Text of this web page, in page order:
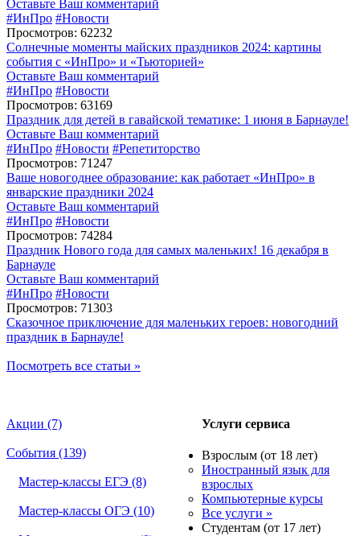
Оставьте Ваш комментарий
#ИнПро #Новости
Просмотров: 62232
Солнечные моменты майских праздников 2024: картины
события с «ИнПро» и «Тьюторией»
Оставьте Ваш комментарий
#ИнПро #Новости
Просмотров: 63169
Праздник для детей в гавайской тематике: 1 июня в Барнауле!
Оставьте Ваш комментарий
#ИнПро #Новости #Репетиторство
Просмотров: 71247
Ваше новогоднее образование: как работает «ИнПро» в
январские праздники 2024
Оставьте Ваш комментарий
#ИнПро #Новости
Просмотров: 74284
Праздник Нового года для самых маленьких! 16 декабря в
Барнауле
Оставьте Ваш комментарий
#ИнПро #Новости
Просмотров: 71303
Сказочное приключение для маленьких героев: новогодний
праздник в Барнауле!
Посмотреть все статьи »
Акции (7)
События (139)
Мастер-классы ЕГЭ (8)
Мастер-классы ОГЭ (10)
Услуги сервиса
Взрослым (от 18 лет)
Иностранный язык для
взрослых
Компьютерные курсы
Все услуги »
Студентам (от 17 лет)